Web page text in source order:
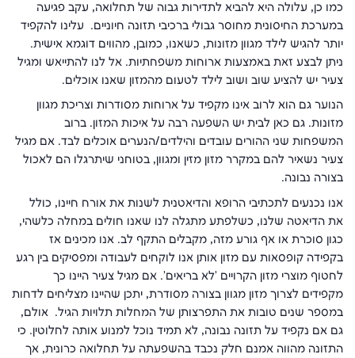
כמו כן, עלולה היא להביא לתדירות גבוה של תחלואה, עקב פגיעה
במערכת החיסונית מחוסר גבולי ברכיבי תזונה חיוניים. עלינו להקפיד
יותר להגיש לילד מגוון מזונות, כשאנו, כמובן, מהווים דוגמא אישית.
ניתן לבצע זאת באמצעות ארוחות משפחתיות. אל לנו להתייאש ומגיל
צעיר יש להציע שוב ושוב לילד לטעום מהמזון שאנו אוכלים.
הנוער גם הוא לרוב אינו מקפיד על ארוחות מסודרות וצריכת מגוון
מזונות. גם כאן לבית יש השפעה רבה על איכות המזון. ברוב
המשפחות שני ההורים עובדים והילדים/הנערים אוכלים לבד. אם מגיל
צעיר נשאיר להם במקרר מזון מזין ומגוון, בטוחני שיתרגלו הם לאכול
בצורה נבונה.
אנו נכנעים לתכתיבי הרופא והדיאטנית לשנות את אורח חיינו, כולל
את הדיאטה שלנו, כשלפתע מתגלה לנו שאנו חולים במחלה כלשהי,
כגון סוכרת או אף גורע מזה, מקבלים התקף לב. אנו מכינים אז
בקפידה קופסאות עם מזון אותן אנו לוקחים לעבודה ומפסיקים בין רגע
לחטוף מוצרי מזון הקרויים 'לא בריאים'. אם מגיל צעיר היינו כך
מקפידים לצרוך מזון מגוון בצורה מסודרת, יתכן שהיינו מצליחים לדחות
במספר שנים טובות את התפרצותן של המחלות תלויות הגיל. אולם,
גם אם נקפיד על תזונה נבונה, לא תמיד נוכל למנוע אותה לחלוטין. כי
התזונה מהווה אמנם חלק נכבד בהשפעתה על תחלואה כרונית, אך